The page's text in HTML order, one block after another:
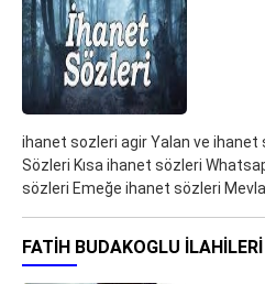
ihanet sozleri agir Yalan ve
Sözleri Kısa ihanet sözleri
sözleri Emeğe ihanet sözleri
FATIH BUDAKOGLU ILAHILERI